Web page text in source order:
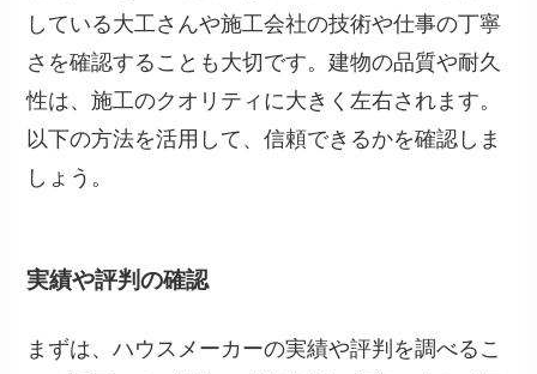
している大工さんや施工会社の技術や仕事の丁寧
さを確認することも大切です。建物の品質や耐久
性は、施工のクオリティに大きく左右されます。
以下の方法を活用して、信頼できるかを確認しま
しょう。
実績や評判の確認
まずは、ハウスメーカーの実績や評判を調べるこ